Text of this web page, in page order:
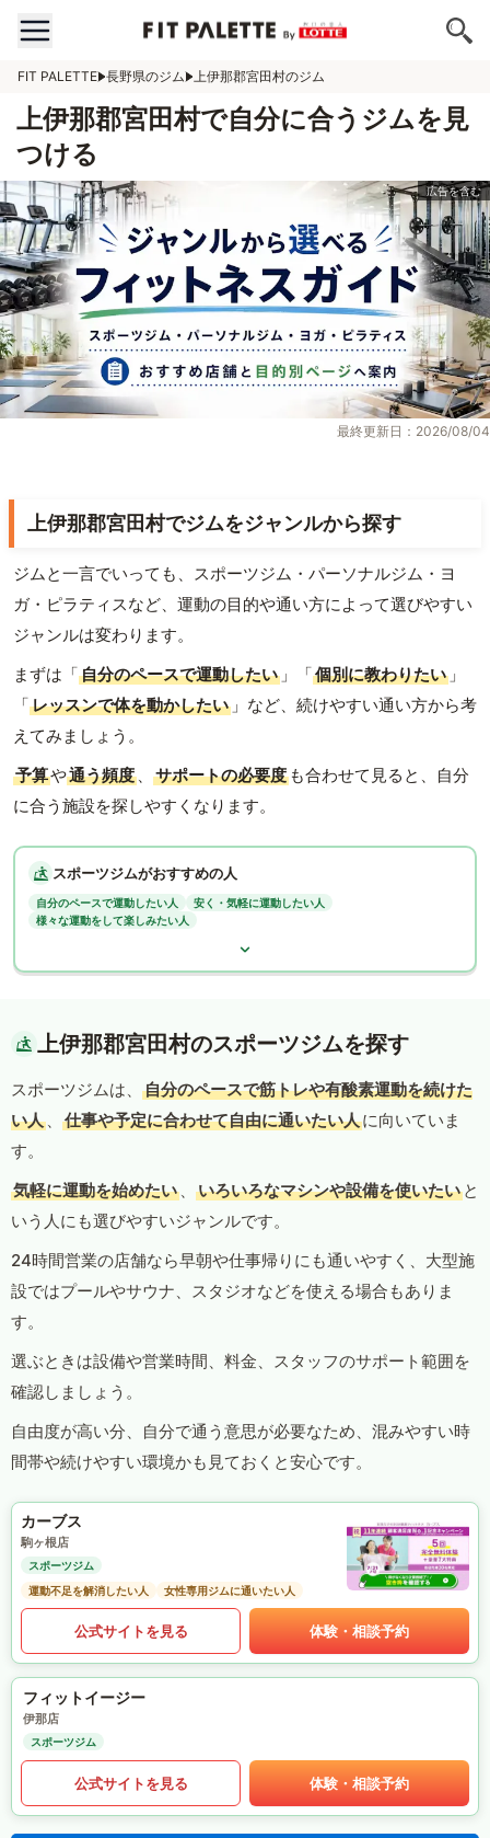
FIT PALETTE 長野県のジム 上伊那郡宮田村のジム
上伊那郡宮田村で自分に合うジムを見
つける
最終更新日：2026/08/04
上伊那郡宮田村でジムをジャンルから探す
ジムと一言でいっても、スポーツジム・パーソナルジム・ヨ
ガ・ピラティスなど、運動の目的や通い方によって選びやすい
ジャンルは変わります。
まずは「自分のペースで運動したい 」「個別に教わりたい 」
「レッスンで体を動かしたい 」など、続けやすい通い方から考
えてみましょう。
予算や通う頻度 、 サポートの必要度 も合わせて見ると、自分
に合う施設を探しやすくなります。
スポーツジムがおすすめの人
自分のペースで運動したい人
安く・気軽に運動したい人
様々な運動をして楽しみたい人
上伊那郡宮田村のスポーツジムを探す
スポーツジムは、
自分のペースで筋トレや有酸素運動を続けた
い人 、 仕事や予定に合わせて自由に通いたい人に向いていま
す。
気軽に運動を始めたい 、 いろいろなマシンや設備を使いたい と
いう人にも選びやすいジャンルです。
24時間営業の店舗なら早朝や仕事帰りにも通いやすく、大型施
設ではプールやサウナ、スタジオなどを使える場合もありま
す。
選ぶときは設備や営業時間、料金、スタッフのサポート範囲を
確認しましょう。
自由度が高い分、自分で通う意思が必要なため、混みやすい時
間帯や続けやすい環境かも見ておくと安心です。
カーブス
駒ヶ根店
スポーツジム
運動不足を解消したい人
女性専用ジムに通いたい人
公式サイトを見る 体験・相談予約
フィットイージー
伊那店
スポーツジム
公式サイトを見る 体験・相談予約